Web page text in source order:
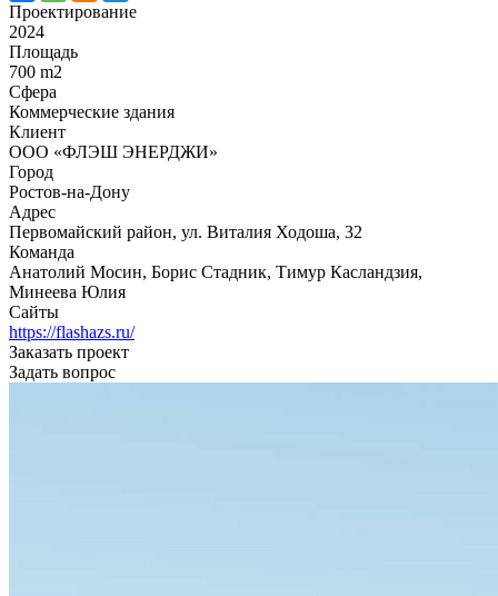
Проектирование
2024
Площадь
700 m2
Сфера
Коммерческие здания
Клиент
ООО «ФЛЭШ ЭНЕРДЖИ»
Город
Ростов-на-Дону
Адрес
Первомайский район, ул. Виталия Ходоша, 32
Команда
Анатолий Мосин, Борис Стадник, Тимур Касландзия,
Минеева Юлия
Сайты
https://flashazs.ru/
Заказать проект
Задать вопрос